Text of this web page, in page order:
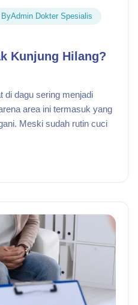
ByAdmin Dokter Spesialis
Kunjung Hilang?
di dagu sering menjadi
area ini termasuk yang
Meski sudah rutin cuci